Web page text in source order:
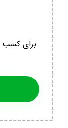
برای کسب